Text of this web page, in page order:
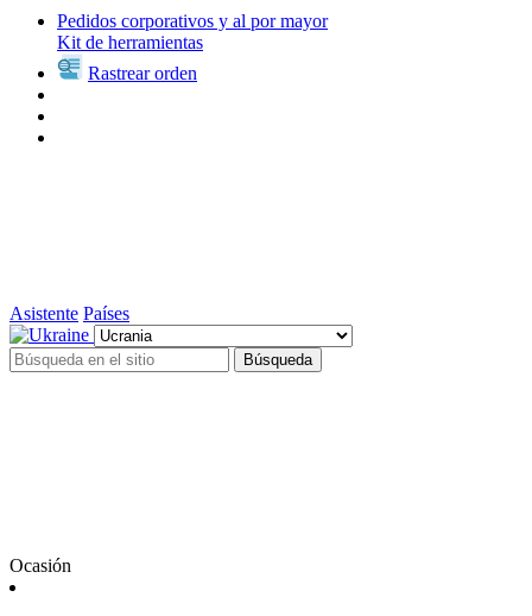
Pedidos corporativos y al por mayor
Kit de herramientas
Rastrear orden
Asistente Países
Búsqueda
Ocasión